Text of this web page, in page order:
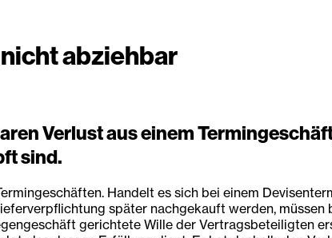
abziehbar
Verlust aus einem
sind.
Handelt es sich bei einem
später nachgekauft werden,
gerichtete Wille der Vertragsbeteiligten